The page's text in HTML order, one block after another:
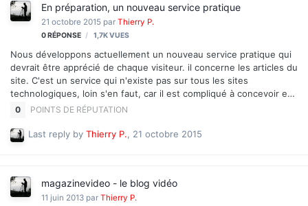
En préparation, un nouveau service pratique
21 octobre 2015 par Thierry P.
0RÉPONSE 1,7KVUES
Nous développons actuellement un nouveau service pratique qui
devrait être apprécié de chaque visiteur. il concerne les articles du
site. C'est un service qui n'existe pas sur tous les sites
technologiques, loin s'en faut, car il est compliqué à concevoir et
parce que les éditeurs rechignent à offrir cette possibilité pour
sera accordé aux membres Premium, pour de (très) bonnes
raisons, mais sans coût supplémentaire bien sûr pour les abonnés
n'êtes pas encore inscrit, et que vous so…
Last reply by Thierry P., 21 octobre 2015
0 POINTS DE RÉPUTATION
magazinevideo - le blog vidéo
11 juin 2013 par Thierry P.